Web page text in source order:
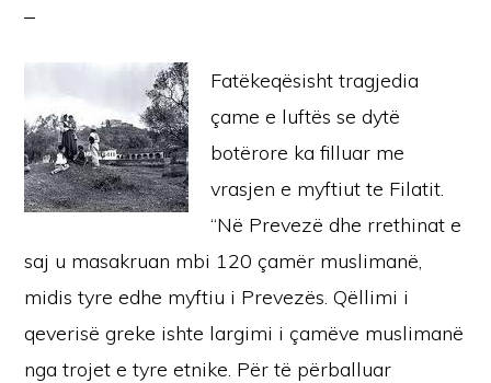
Fatëkeqësisht tragjedia
çame e luftës se dytë
botërore ka filluar me
vrasjen e myftiut te Filatit.
“Në Prevezë dhe rrethinat e
saj u masakruan mbi 120 çamër muslimanë,
midis tyre edhe myftiu i Prevezës. Qëllimi i
qeverisë greke ishte largimi i çamëve muslimanë
nga trojet e tyre etnike. Për të përballuar